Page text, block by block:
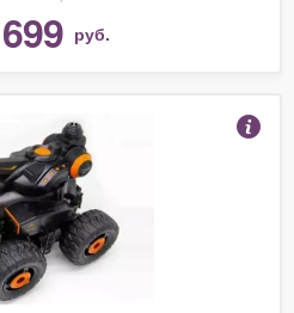
руб.